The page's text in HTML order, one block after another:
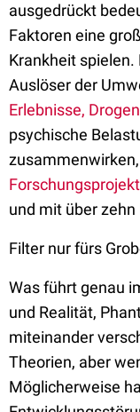
ausgedrückt
Faktoren eine
Krankheit
Auslöser der
Erlebnisse,
psychische
Forschungsprojekt
und mit über
Filter nur fürs
Was führt genau
und Realität,
miteinander
Theorien, aber
Möglicherweise